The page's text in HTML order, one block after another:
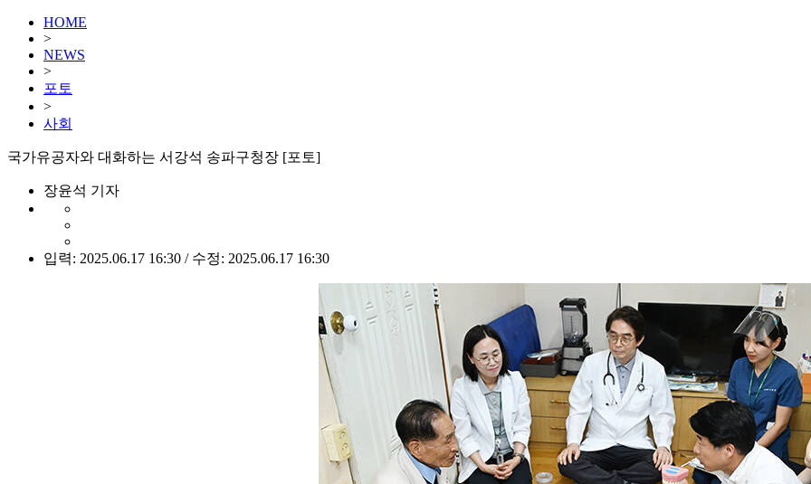
HOME
>
NEWS
>
포토
>
사회
국가유공자와 대화하는 서강석 송파구청장 [포토]
장윤석 기자
입력: 2025.06.17 16:30 / 수정: 2025.06.17 16:30